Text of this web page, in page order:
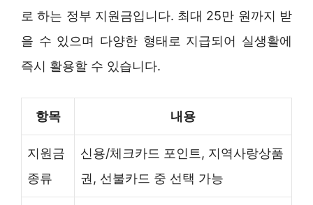
로 하는 정부 지원금입니다. 최대 25만 원까지 받
을 수 있으며 다양한 형태로 지급되어 실생활에
즉시 활용할 수 있습니다.
항목 내용
지원금
종류
신용/체크카드 포인트, 지역사랑상품
권, 선불카드 중 선택 가능